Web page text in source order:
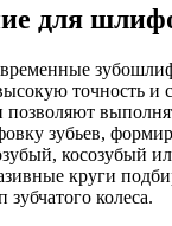
для
точность и
позволяют
зубьев,
косозубый
круги
колеса.